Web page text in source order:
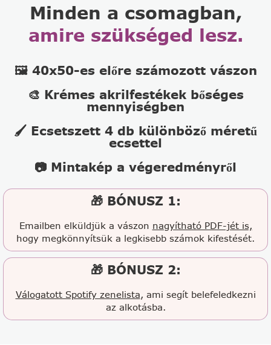
Minden a csomagban,
amire szükséged lesz.
🖼️ 40x50-es előre számozott vászon
🎨 Krémes akrilfestékek bőséges
mennyiségben
🖌️ Ecsetszett 4 db különböző méretű
ecsettel
📷 Mintakép a végeredményről
🎁 BÓNUSZ 1:
Emailben elküldjük a vászon nagyítható PDF-jét is,
hogy megkönnyítsük a legkisebb számok kifestését.
🎁 BÓNUSZ 2:
Válogatott Spotify zenelista, ami segít belefeledkezni
az alkotásba.